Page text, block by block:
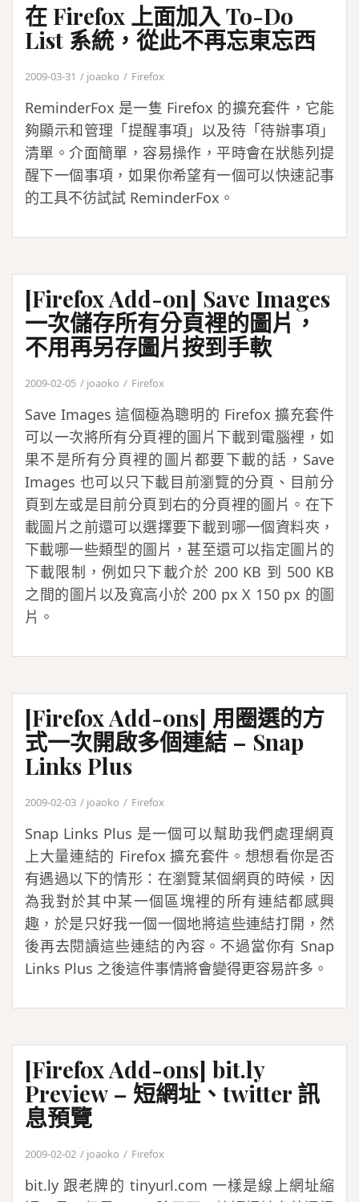
在 Firefox 上面加入 To-Do
List 系統，從此不再忘東忘西
2009-03-31 joaoko Firefox
ReminderFox 是一隻 Firefox 的擴充套件，它能
夠顯示和管理「提醒事項」以及待「待辦事項」
清單。介面簡單，容易操作，平時會在狀態列提
醒下一個事項，如果你希望有一個可以快速記事
的工具不彷試試 ReminderFox。
[Firefox Add-on] Save Images
一次儲存所有分頁裡的圖片，
不用再另存圖片按到手軟
2009-02-05 joaoko Firefox
Save Images 這個極為聰明的 Firefox 擴充套件
可以一次將所有分頁裡的圖片下載到電腦裡，如
果不是所有分頁裡的圖片都要下載的話，Save
Images 也可以只下載目前瀏覽的分頁、目前分
頁到左或是目前分頁到右的分頁裡的圖片。在下
載圖片之前還可以選擇要下載到哪一個資料夾，
下載哪一些類型的圖片，甚至還可以指定圖片的
下載限制，例如只下載介於 200 KB 到 500 KB
之間的圖片以及寬高小於 200 px X 150 px 的圖
片。
[Firefox Add-ons] 用圈選的方
式一次開啟多個連結 – Snap
Links Plus
2009-02-03 joaoko Firefox
Snap Links Plus 是一個可以幫助我們處理網頁
上大量連結的 Firefox 擴充套件。想想看你是否
有遇過以下的情形：在瀏覽某個網頁的時候，因
為我對於其中某一個區塊裡的所有連結都感興
趣，於是只好我一個一個地將這些連結打開，然
後再去閱讀這些連結的內容。不過當你有 Snap
Links Plus 之後這件事情將會變得更容易許多。
[Firefox Add-ons] bit.ly
Preview – 短網址、twitter 訊
息預覽
2009-02-02 joaoko Firefox
bit.ly 跟老牌的 tinyurl.com 一樣是線上網址縮